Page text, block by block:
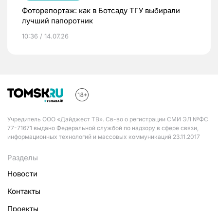
Фоторепортаж: как в Ботсаду ТГУ выбирали
лучший папоротник
10:36 / 14.07.26
Учредитель ООО «Дайджест ТВ». Св-во о регистрации СМИ ЭЛ №ФС
77-71671 выдано Федеральной службой по надзору в сфере связи,
информационных технологий и массовых коммуникаций 23.11.2017
Разделы
Новости
Контакты
Проекты